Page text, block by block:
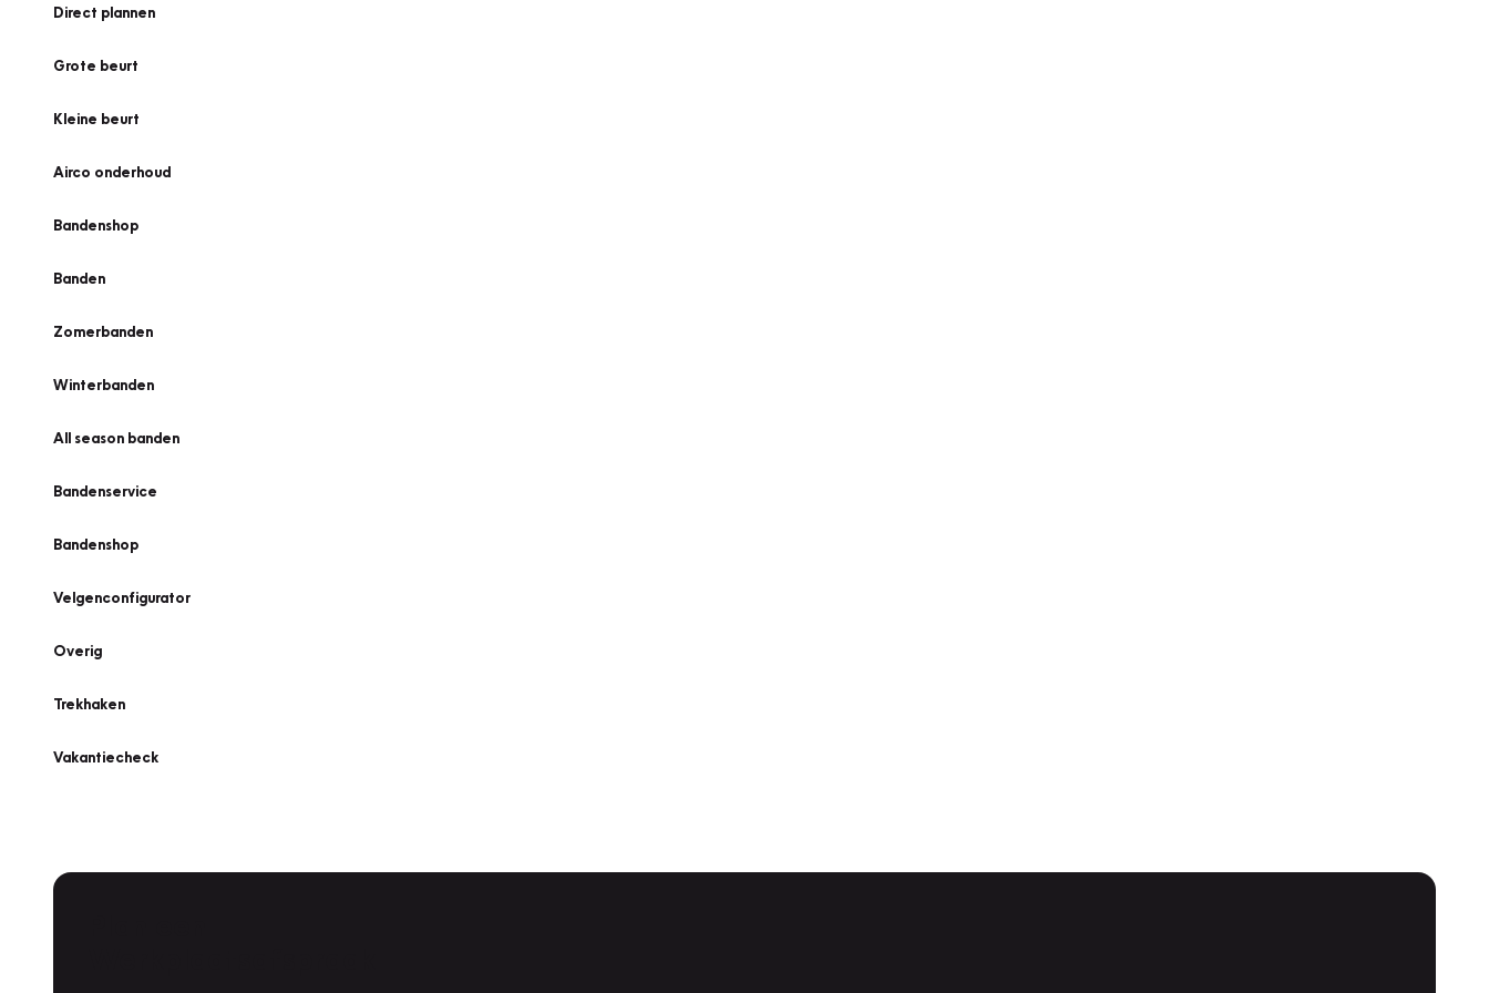
Direct plannen
Grote beurt
Kleine beurt
Airco onderhoud
Bandenshop
Banden
Zomerbanden
Winterbanden
All season banden
Bandenservice
Bandenshop
Velgenconfigurator
Overig
Trekhaken
Vakantiecheck